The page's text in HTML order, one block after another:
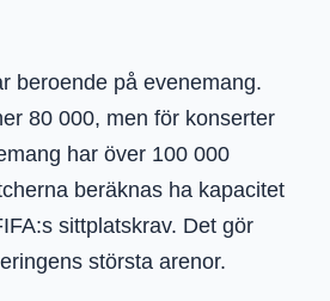
beroende på evenemang.
80 000, men för konserter
har över 100 000
beräknas ha kapacitet
sittplatskrav. Det gör
största arenor.